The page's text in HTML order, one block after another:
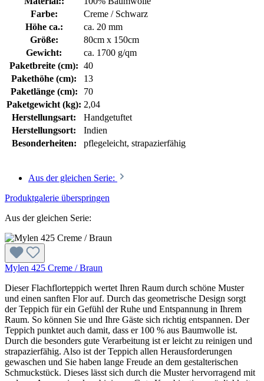
Farbe:
Creme / Schwarz
Höhe ca.:
ca. 20 mm
Größe:
80cm x 150cm
Gewicht:
ca. 1700 g/qm
Paketbreite (cm): 40
Pakethöhe (cm):
13
Paketlänge (cm):
70
Paketgewicht (kg): 2,04
Herstellungsart:
Handgetuftet
Herstellungsort:
Indien
Besonderheiten:
pflegeleicht, strapazierfähig
Aus der gleichen Serie:
Produktgalerie überspringen
Aus der gleichen Serie:
Mylen 425 Creme / Braun
Dieser Flachflorteppich wertet Ihren Raum durch schöne Muster
und einen sanften Flor auf. Durch das geometrische Design sorgt
der Teppich für ein Gefühl der Ruhe und Entspannung in Ihrem
Raum. So können Sie und Ihre Gäste sich richtig entspannen. Der
Teppich punktet auch damit, dass er 100 % aus Baumwolle ist.
Durch die besonders gute Verarbeitung ist er leicht zu reinigen und
strapazierfähig. Also ist der Teppich allen Herausforderungen
gewaschen und Sie haben lange Freude an dem gestalterischen
Schmuckstück. Dieses lässt sich durch die Muster hervorragend mit